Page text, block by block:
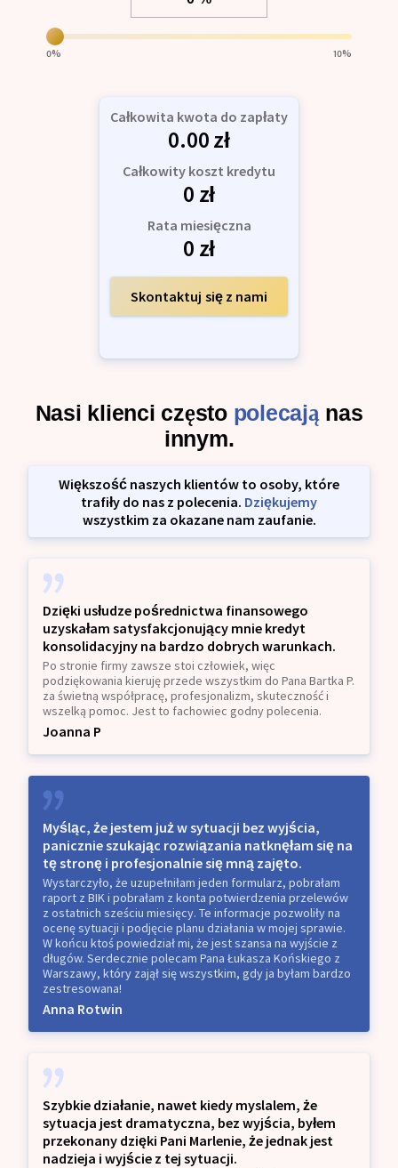
0% 10%
Całkowita kwota do zapłaty
0.00zł
Całkowity koszt kredytu
0 zł
Rata miesięczna
0 zł
Skontaktuj się z nami
Nasi klienci często polecają nas
innym.
Większość naszych klientów to osoby, które
trafiły do nas z polecenia. Dziękujemy
wszystkim za okazane nam zaufanie.
Dzięki usłudze pośrednictwa finansowego
uzyskałam satysfakcjonujący mnie kredyt
konsolidacyjny na bardzo dobrych warunkach.
Po stronie firmy zawsze stoi człowiek, więc
podziękowania kieruję przede wszystkim do Pana Bartka P.
za świetną współpracę, profesjonalizm, skuteczność i
wszelką pomoc. Jest to fachowiec godny polecenia.
Joanna P
Myśląc, że jestem już w sytuacji bez wyjścia,
panicznie szukając rozwiązania natknęłam się na
tę stronę i profesjonalnie się mną zajęto.
Wystarczyło, że uzupełniłam jeden formularz, pobrałam
raport z BIK i pobrałam z konta potwierdzenia przelewów
z ostatnich sześciu miesięcy. Te informacje pozwoliły na
ocenę sytuacji i podjęcie planu działania w mojej sprawie.
W końcu ktoś powiedział mi, że jest szansa na wyjście z
długów. Serdecznie polecam Pana Łukasza Końskiego z
Warszawy, który zajął się wszystkim, gdy ja byłam bardzo
zestresowana!
Anna Rotwin
Szybkie działanie, nawet kiedy myslalem, że
sytuacja jest dramatyczna, bez wyjścia, byłem
przekonany dzięki Pani Marlenie, że jednak jest
nadzieja i wyjście z tej sytuacji.